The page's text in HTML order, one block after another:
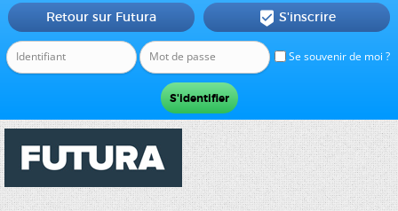
Se souvenir de moi ?
Retour sur Futura  S'inscrire